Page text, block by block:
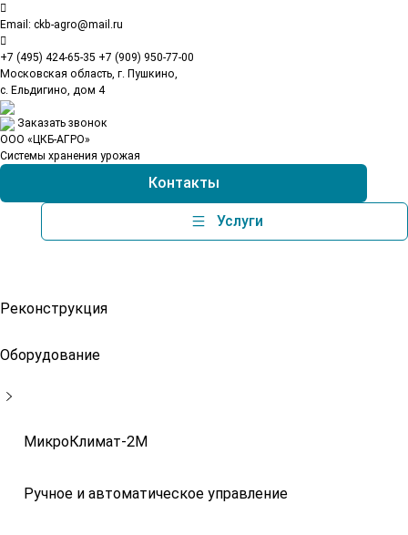
Перейти
к
содержимому
Email: ckb-agro@mail.ru
+7 (495) 424-65-35 +7 (909) 950-77-00
Московская область, г. Пушкино,
с. Ельдигино, дом 4
Заказать звонок
ООО «ЦКБ-АГРО»
Системы хранения урожая
Контакты
Услуги
Реконструкция
Оборудование
МикроКлимат-2М
Ручное и автоматическое управление